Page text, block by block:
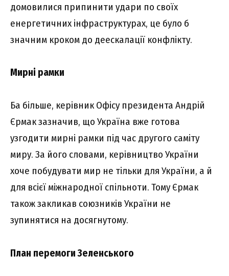
домовилися припинити удари по своїх
енергетичних інфраструктурах, це було б
значним кроком до деескалації конфлікту.
Мирні рамки
Ба більше, керівник Офісу президента Андрій
Єрмак зазначив, що Україна вже готова
узгодити мирні рамки під час другого саміту
миру. За його словами, керівництво України
хоче побудувати мир не тільки для України, а й
для всієї міжнародної спільноти. Тому Єрмак
також закликав союзників України не
зупинятися на досягнутому.
План перемоги Зеленського